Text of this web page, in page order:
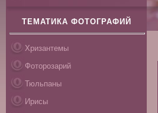
ТЕМАТИКА ФОТОГРАФИЙ
Хризантемы
Фоторозарий
Тюльпаны
Ирисы